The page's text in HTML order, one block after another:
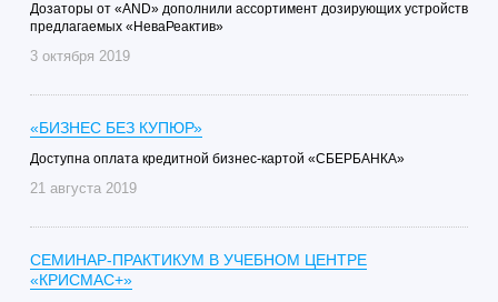
Дозаторы от «AND» дополнили ассортимент дозирующих устройств
предлагаемых «НеваРеактив»
3 октября 2019
«БИЗНЕС БЕЗ КУПЮР»
Доступна оплата кредитной бизнес-картой «СБЕРБАНКА»
21 августа 2019
СЕМИНАР-ПРАКТИКУМ В УЧЕБНОМ ЦЕНТРЕ
«КРИСМАС+»